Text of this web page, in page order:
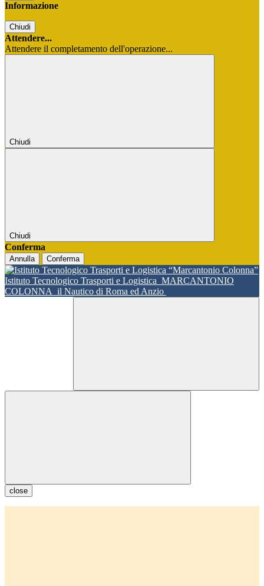
Informazione
Chiudi
Attendere...
Attendere il completamento dell'operazione...
Chiudi
Chiudi
Conferma
Annulla Conferma
Istituto Tecnologico Trasporti e Logistica MARCANTONIO
COLONNA il Nautico di Roma ed Anzio
close